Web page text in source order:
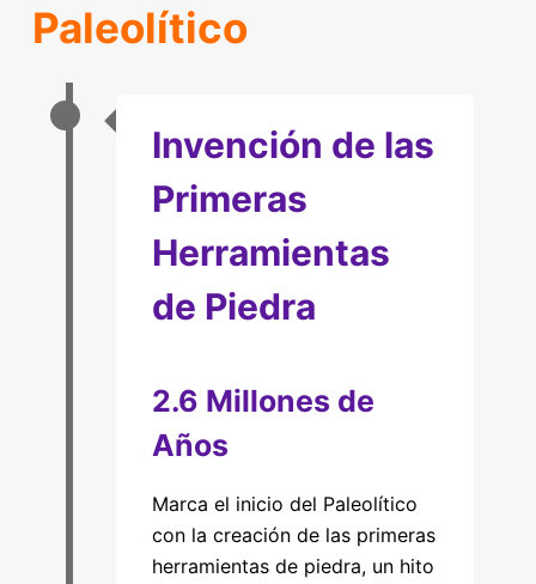
Paleolítico
Invención de las
Primeras
Herramientas
de Piedra
2.6 Millones de
Años
Marca el inicio del Paleolítico
con la creación de las primeras
herramientas de piedra, un hito